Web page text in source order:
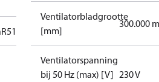
R513A
Ventilatorbladgrootte
[mm]
300.000
Ventilatorspanning
bij 50 Hz (max) [V] 230 V